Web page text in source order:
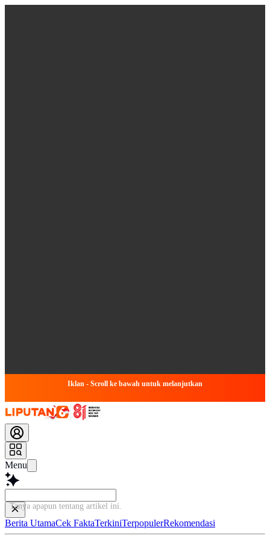
Iklan - Scroll ke bawah untuk melanjutkan
Menu
Tanya apapun tentang artikel ini...
Berita UtamaCek FaktaTerkiniTerpopulerRekomendasi